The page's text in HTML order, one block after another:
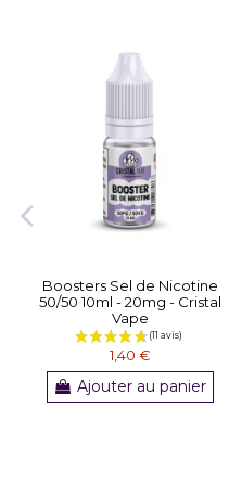
Boosters Sel de Nicotine
50/50 10ml - 20mg - Cristal
Vape
1,40 €
Ajouter au panier